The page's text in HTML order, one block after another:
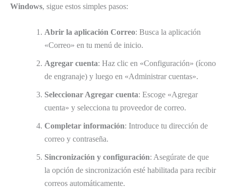
Windows, sigue estos simples pasos:
Abrir la aplicación Correo: Busca la aplicación
«Correo» en tu menú de inicio.
Agregar cuenta: Haz clic en «Configuración» (ícono
de engranaje) y luego en «Administrar cuentas».
Seleccionar Agregar cuenta: Escoge «Agregar
cuenta» y selecciona tu proveedor de correo.
Completar información: Introduce tu dirección de
correo y contraseña.
Sincronización y configuración: Asegúrate de que
la opción de sincronización esté habilitada para recibir
correos automáticamente.